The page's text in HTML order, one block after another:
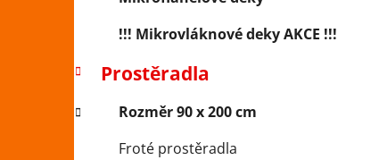
a
n
r
e
!!! Mikrovláknové deky AKCE !!!
Prostěradla
Rozměr 90 x 200 cm
Froté prostěradla